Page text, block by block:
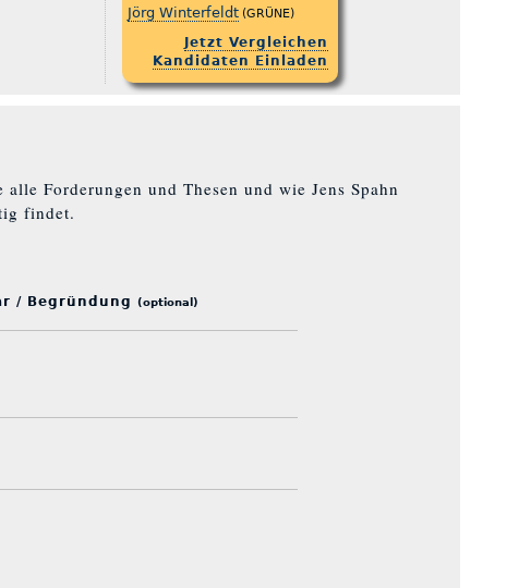
Jörg Winterfeldt (GRÜNE)
Jetzt Vergleichen
Kandidaten Einladen
Forderungen und Thesen und wie Jens Spahn
findet.
/ Begründung(optional)